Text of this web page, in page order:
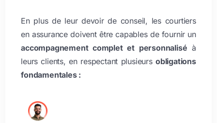
En plus de leur devoir de conseil, les courtiers
en assurance doivent être capables de fournir un
accompagnement complet et personnalisé à
leurs clients, en respectant plusieursobligations
fondamentales :